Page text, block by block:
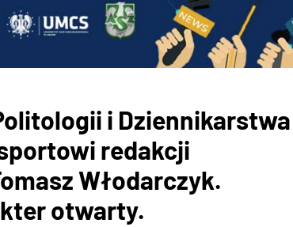
i Dziennikarstwa
redakcji
Włodarczyk.
otwarty.